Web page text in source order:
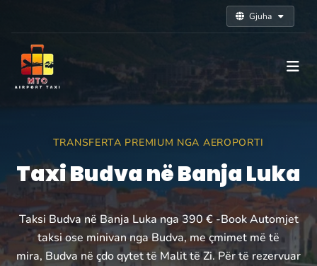
Gjuha
TRANSFERTA PREMIUM NGA AEROPORTI
Taxi Budva në Banja Luka
Taksi Budva në Banja Luka nga 390 € -Book Automjet
taksi ose minivan nga Budva, me çmimet më të
mira, Budva në çdo qytet të Malit të Zi. Për të rezervuar